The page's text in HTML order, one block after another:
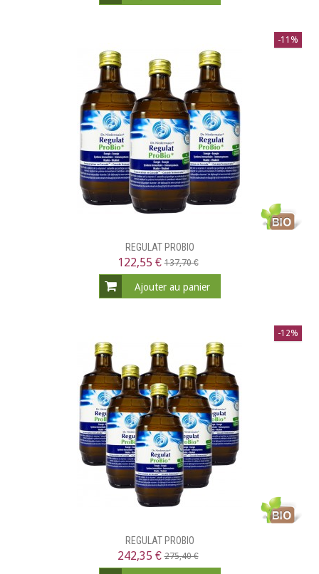
-11%
REGULAT PROBIO
122,55 €137,70 €
Ajouter au panier
-12%
REGULAT PROBIO
242,35 €275,40 €